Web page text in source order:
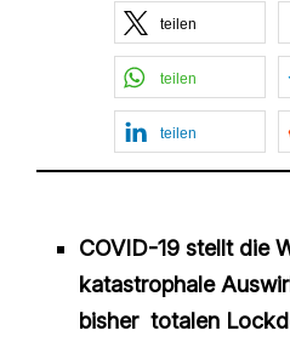
teilen
teilen
teilen
COVID-19 stellt die
katastrophale
bisher totalen